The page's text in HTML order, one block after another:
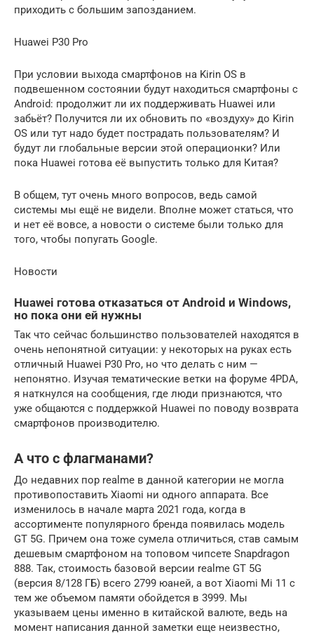
приходить с большим запозданием.
Huawei P30 Pro
При условии выхода смартфонов на Kirin OS в
подвешенном состоянии будут находиться смартфоны с
Android: продолжит ли их поддерживать Huawei или
забьёт? Получится ли их обновить по «воздуху» до Kirin
OS или тут надо будет пострадать пользователям? И
будут ли глобальные версии этой операционки? Или
пока Huawei готова её выпустить только для Китая?
В общем, тут очень много вопросов, ведь самой
системы мы ещё не видели. Вполне может статься, что
и нет её вовсе, а новости о системе были только для
того, чтобы попугать Google.
Новости
Huawei готова отказаться от Android и Windows,
но пока они ей нужны
Так что сейчас большинство пользователей находятся в
очень непонятной ситуации: у некоторых на руках есть
отличный Huawei P30 Pro, но что делать с ним —
непонятно. Изучая тематические ветки на форуме 4PDA,
я наткнулся на сообщения, где люди признаются, что
уже общаются с поддержкой Huawei по поводу возврата
смартфонов производителю.
А что с флагманами?
До недавних пор realme в данной категории не могла
противопоставить Xiaomi ни одного аппарата. Все
изменилось в начале марта 2021 года, когда в
ассортименте популярного бренда появилась модель
GT 5G. Причем она тоже сумела отличиться, став самым
дешевым смартфоном на топовом чипсете Snapdragon
888. Так, стоимость базовой версии realme GT 5G
(версия 8/128 ГБ) всего 2799 юаней, а вот Xiaomi Mi 11 с
тем же объемом памяти обойдется в 3999. Мы
указываем цены именно в китайской валюте, ведь на
момент написания данной заметки еще неизвестно,